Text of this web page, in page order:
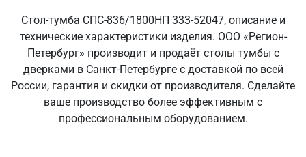
Стол-тумба СПС-836/1800НП 333-52047, описание и
технические характеристики изделия. ООО «Регион-
Петербург» производит и продаёт столы тумбы с
дверками в Санкт‑Петербурге с доставкой по всей
России, гарантия и скидки от производителя. Сделайте
ваше производство более эффективным с
профессиональным оборудованием.